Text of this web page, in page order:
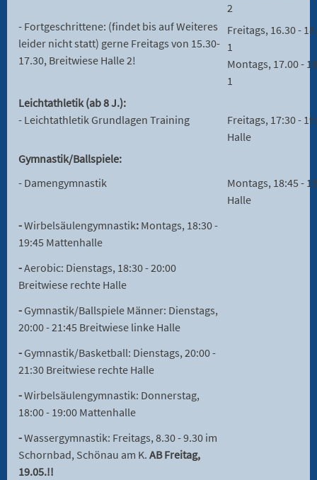
2
- Fortgeschrittene: (findet bis auf Weiteres
leider nicht statt) gerne Freitags von 15.30-
17.30, Breitwiese Halle 2!
Freitags, 16.30 -
1
Montags, 17.00 -
1
Leichtathletik (ab 8 J.):
- Leichtathletik Grundlagen Training
Freitags, 17:30 -
Halle
Gymnastik/Ballspiele:
- Damengymnastik
Montags, 18:45 -
Halle
-Wirbelsäulengymnastik: Montags, 18:30 -
19:45 Mattenhalle
-Aerobic: Dienstags, 18:30 - 20:00
Breitwiese rechte Halle
- Gymnastik/Ballspiele Männer: Dienstags,
20:00 - 21:45 Breitwiese linke Halle
- Gymnastik/Basketball: Dienstags, 20:00 -
21:30 Breitwiese rechte Halle
-Wirbelsäulengymnastik: Donnerstag,
18:00 - 19:00 Mattenhalle
-Wassergymnastik: Freitags, 8.30 - 9.30 im
Schornbad, Schönau am K. AB Freitag,
19.05.!!